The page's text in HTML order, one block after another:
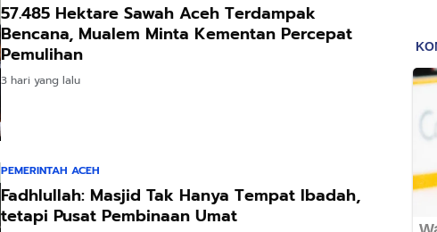
57.485 Hektare Sawah Aceh Terdampak
Bencana, Mualem Minta Kementan Percepat
Pemulihan
3 hari yang lalu
PEMERINTAH ACEH
Fadhlullah: Masjid Tak Hanya Tempat Ibadah,
tetapi Pusat Pembinaan Umat